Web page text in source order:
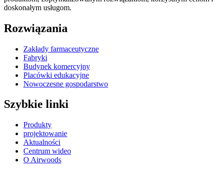
doskonałym usługom.
Rozwiązania
Zakłady farmaceutyczne
Fabryki
Budynek komercyjny
Placówki edukacyjne
Nowoczesne gospodarstwo
Szybkie linki
Produkty
projektowanie
Aktualności
Centrum wideo
O Airwoods